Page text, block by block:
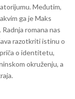
Međutim,
ga je Maks
Radnja romana nas
razotkriti istinu o
o identitetu,
okruženju, a